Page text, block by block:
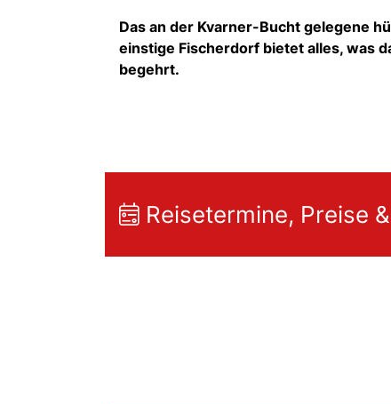
Das an der Kvarner-Bucht gelegene
einstige Fischerdorf bietet alles, was
begehrt.
Reisetermine, Preise